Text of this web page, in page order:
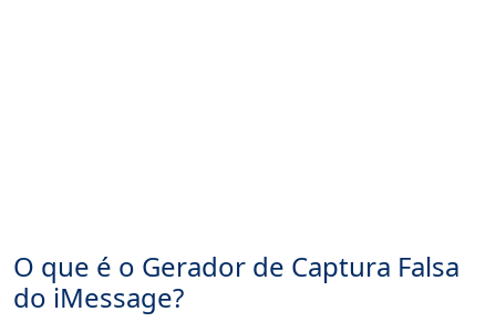
O que é o Gerador de Captura Falsa
do iMessage?